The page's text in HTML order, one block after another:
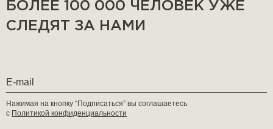
БОЛЕЕ 100 000 ЧЕЛОВЕК УЖЕ
СЛЕДЯТ ЗА НАМИ
Нажимая на кнопку “Подписаться” вы соглашаетесь
с Политикой конфиденциальности